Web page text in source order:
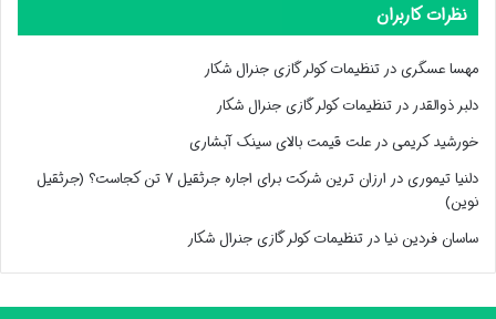
نظرات کاربران
مهسا عسگریدر تنظیمات کولر گازی جنرال شکار
دلبر ذوالقدر در تنظیمات کولر گازی جنرال شکار
خورشید کریمیدر علت قیمت بالای سینک آبشاری
دلنیا تیموریدر
ارزان ترین شرکت برای اجاره جرثقیل ۷ تن کجاست؟ (جرثقیل
نوین)
ساسان فردین نیادر تنظیمات کولر گازی جنرال شکار